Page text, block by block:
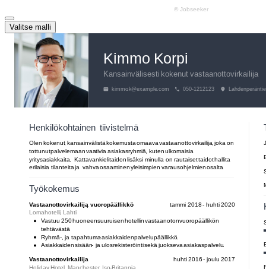
Valitse malli